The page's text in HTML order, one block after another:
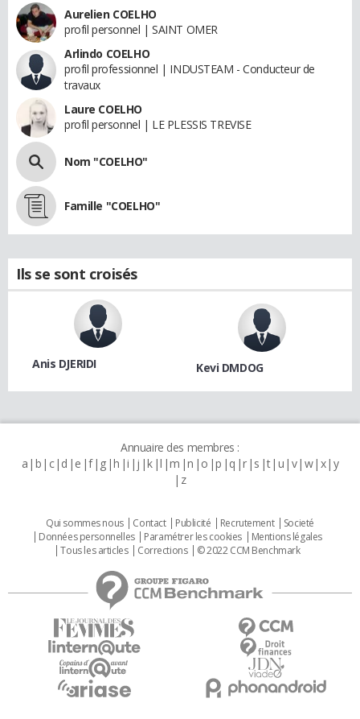
Aurelien COELHO
profil personnel | SAINT OMER
Arlindo COELHO
profil professionnel | INDUSTEAM - Conducteur de
travaux
Laure COELHO
profil personnel | LE PLESSIS TREVISE
Nom "COELHO"
Famille "COELHO"
Ils se sont croisés
Anis DJERIDI Kevi DMDOG
Annuaire des membres :
a b c d e f g h i j k l m n o p q r s t u v w x y
z
Qui sommes nous Contact Publicité Recrutement
Societé
Données personnelles
Paramétrer les cookies
Mentions légales
Tous les articles
Corrections © 2022 CCM Benchmark